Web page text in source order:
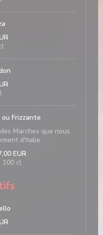
Frizzante
Marches que nous
d'Italie
EUR
100 cl